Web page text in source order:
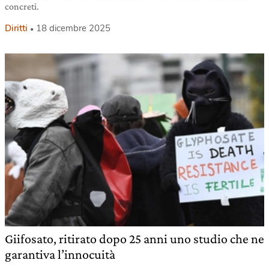
concreti.
Diritti 18 dicembre 2025
Giifosato, ritirato dopo 25 anni uno studio che ne
garantiva l’innocuità